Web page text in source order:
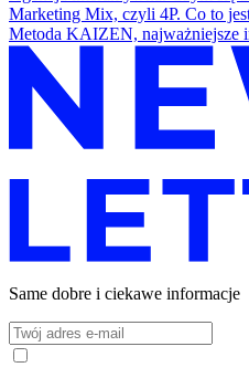
Marketing Mix, czyli 4P. Co to
Metoda KAIZEN, najważniejsze
Same dobre i ciekawe informacje